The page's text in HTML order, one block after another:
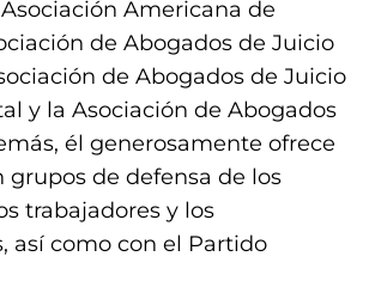
Americana de
de Abogados de Juicio
de Abogados de Juicio
y la Asociación de Abogados
él generosamente ofrece
grupos de defensa de los
trabajadores y los
así como con el Partido